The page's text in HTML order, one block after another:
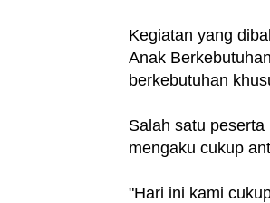
Kegiatan yang
Anak
berkebutuhan
Salah satu
mengaku cukup
"Hari ini kami